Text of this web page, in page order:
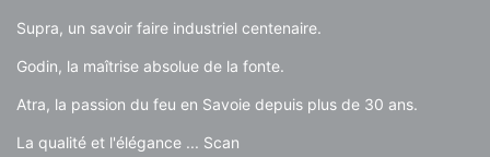
Supra, un savoir faire industriel centenaire.
Godin, la maîtrise absolue de la fonte.
Atra, la passion du feu en Savoie depuis plus de 30 ans.
La qualité et l'élégance ... Scan